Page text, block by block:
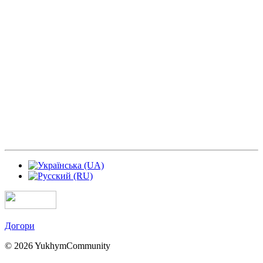
Догори
© 2026 YukhymCommunity